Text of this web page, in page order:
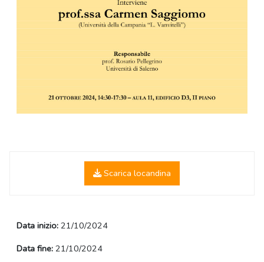
Scarica locandina
Data inizio: 21/10/2024
Data fine: 21/10/2024